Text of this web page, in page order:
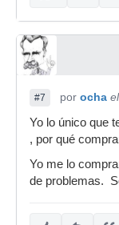
#7 por ocha
Yo lo único que
, por qué
Yo me lo
de problemas.